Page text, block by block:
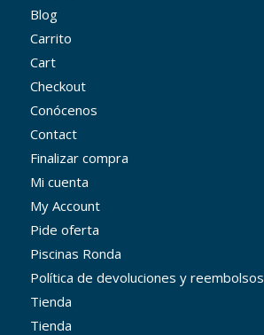
Blog
Carrito
Cart
Checkout
Conócenos
Contact
Finalizar compra
Mi cuenta
My Account
Pide oferta
Piscinas Ronda
Política de devoluciones y reembolsos
Tienda
Tienda